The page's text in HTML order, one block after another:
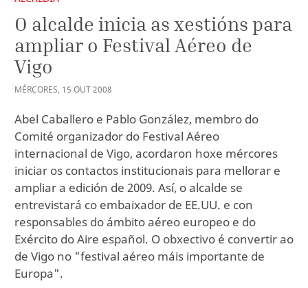
O alcalde inicia as xestións para
ampliar o Festival Aéreo de
Vigo
MÉRCORES, 15 OUT2008
Abel Caballero e Pablo González, membro do
Comité organizador do Festival Aéreo
internacional de Vigo, acordaron hoxe mércores
iniciar os contactos institucionais para mellorar e
ampliar a edición de 2009. Así, o alcalde se
entrevistará co embaixador de EE.UU. e con
responsables do ámbito aéreo europeo e do
Exército do Aire español. O obxectivo é convertir ao
de Vigo no "festival aéreo máis importante de
Europa".